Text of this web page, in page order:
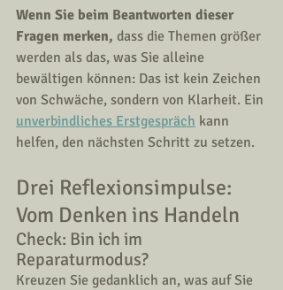
Wenn Sie beim Beantworten dieser
Fragen merken, dass die Themen größer
werden als das, was Sie alleine
bewältigen können: Das ist kein Zeichen
von Schwäche, sondern von Klarheit. Ein
unverbindliches Erstgespräch kann
helfen, den nächsten Schritt zu setzen.
Drei Reflexionsimpulse:
Vom Denken ins Handeln
Check: Bin ich im
Reparaturmodus?
Kreuzen Sie gedanklich an, was auf Sie